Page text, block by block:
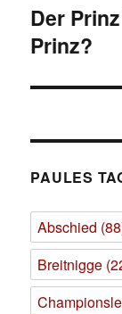
Nächster
Beitrag:
Der
Prinz?
PAULES
Abschied
Breitnigge